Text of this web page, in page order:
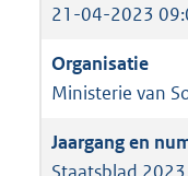
21-04-2023
Ministerie van